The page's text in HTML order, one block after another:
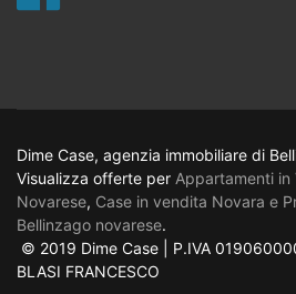
Dime Case, agenzia immobiliare di
Visualizza offerte per Appartamenti in
Novarese, Case in vendita Novara e
Bellinzago novarese.
© 2019 Dime Case | P.IVA
BLASI FRANCESCO